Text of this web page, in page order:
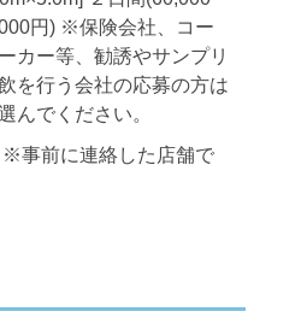
円) ※保険会社、コー
カー等、勧誘やサンプリ
を行う会社の応募の方は
んでください。
事前に連絡した店舗で